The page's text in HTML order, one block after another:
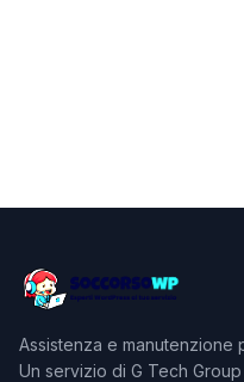
Assistenza e manutenzione
Un servizio di G Tech Group